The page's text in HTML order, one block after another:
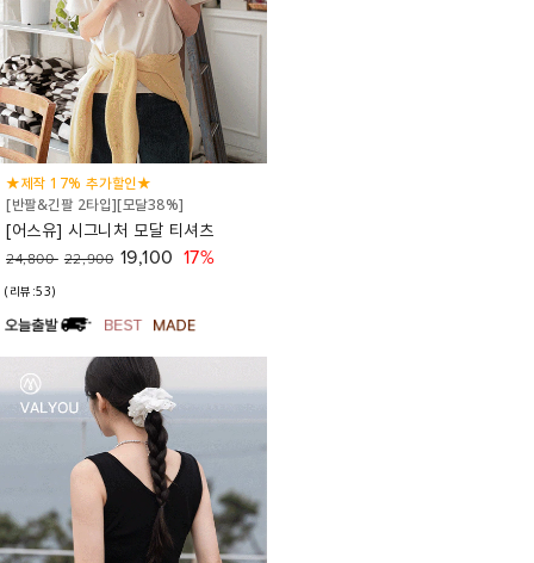
★제작 17% 추가할인★
[반팔&긴팔 2타입][모달38%]
[어스유] 시그니처 모달 티셔츠
24,800 22,900 19,100 17%
(리뷰:53)